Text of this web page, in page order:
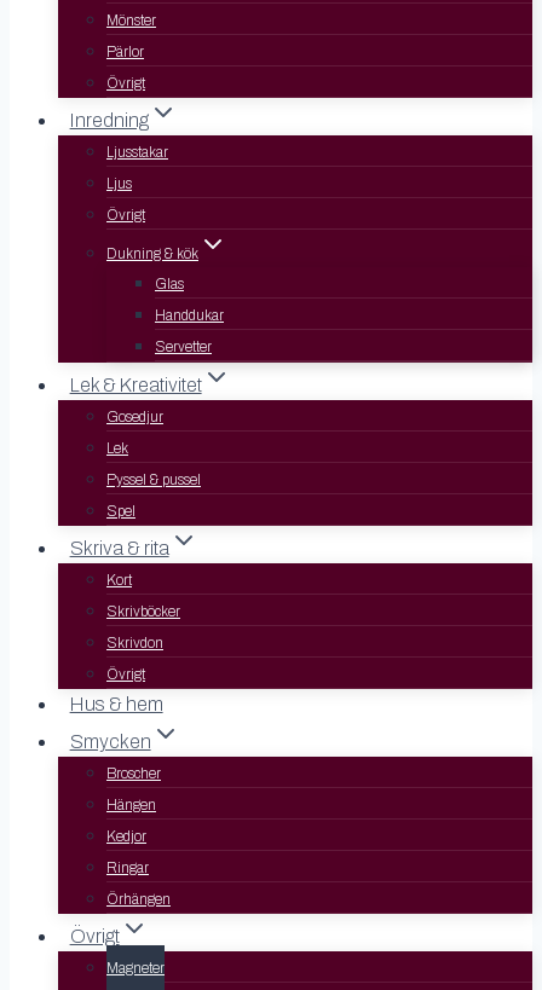
Mönster
Pärlor
Övrigt
Inredning
Ljusstakar
Ljus
Övrigt
Dukning & kök
Glas
Handdukar
Servetter
Lek & Kreativitet
Gosedjur
Lek
Pyssel & pussel
Spel
Skriva & rita
Kort
Skrivböcker
Skrivdon
Övrigt
Hus & hem
Smycken
Broscher
Hängen
Kedjor
Ringar
Örhängen
Övrigt
Magneter